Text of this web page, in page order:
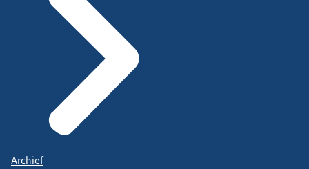
Archief